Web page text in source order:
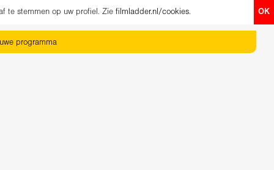
OK
te stemmen op uw profiel. Zie filmladder.nl/cookies.
programma